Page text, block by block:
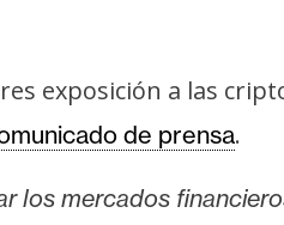
exposición a las
de prensa.
los mercados